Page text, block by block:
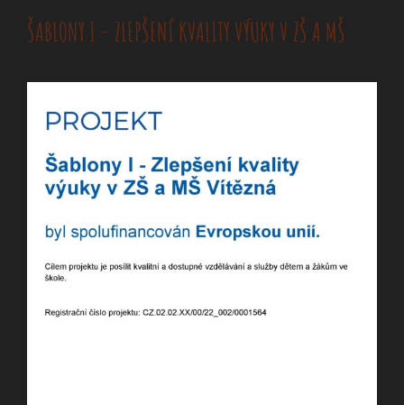
ŠABLONY I - ZLEPŠENÍ KVALITY VÝUKY V ZŠ A MŠ